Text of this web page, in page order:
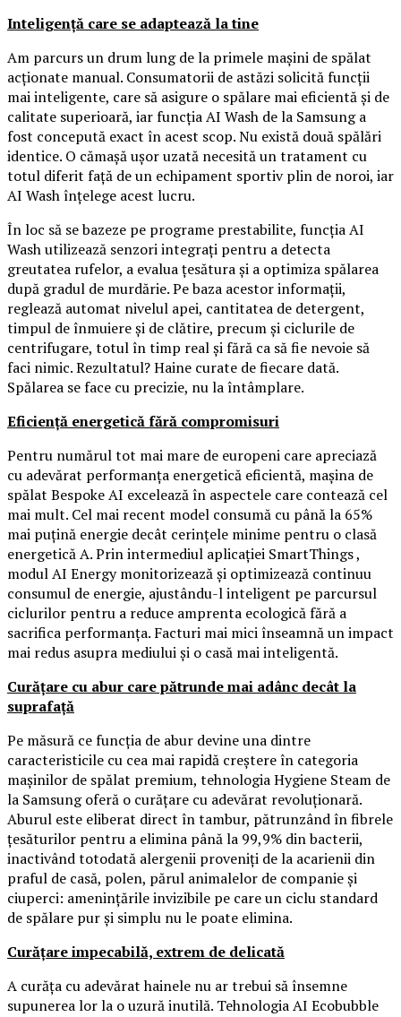
Inteligență care se adaptează la tine
Am parcurs un drum lung de la primele mașini de spălat
acționate manual. Consumatorii de astăzi solicită funcții
mai inteligente, care să asigure o spălare mai eficientă și de
calitate superioară, iar funcția AI Wash de la Samsung a
fost concepută exact în acest scop. Nu există două spălări
identice. O cămașă ușor uzată necesită un tratament cu
totul diferit față de un echipament sportiv plin de noroi, iar
AI Wash înțelege acest lucru.
În loc să se bazeze pe programe prestabilite, funcția AI
Wash utilizează senzori integrați pentru a detecta
greutatea rufelor, a evalua țesătura și a optimiza spălarea
după gradul de murdărie. Pe baza acestor informații,
reglează automat nivelul apei, cantitatea de detergent,
timpul de înmuiere și de clătire, precum și ciclurile de
centrifugare, totul în timp real și fără ca să fie nevoie să
faci nimic. Rezultatul? Haine curate de fiecare dată.
Spălarea se face cu precizie, nu la întâmplare.
Eficiență energetică fără compromisuri
Pentru numărul tot mai mare de europeni care apreciază
cu adevărat performanța energetică eficientă, mașina de
spălat Bespoke AI excelează în aspectele care contează cel
mai mult. Cel mai recent model consumă cu până la 65%
mai puțină energie decât cerințele minime pentru o clasă
energetică A. Prin intermediul aplicației SmartThings ,
modul AI Energy monitorizează și optimizează continuu
consumul de energie, ajustându-l inteligent pe parcursul
ciclurilor pentru a reduce amprenta ecologică fără a
sacrifica performanța. Facturi mai mici înseamnă un impact
mai redus asupra mediului și o casă mai inteligentă.
Curățare cu abur care pătrunde mai adânc decât la
suprafață
Pe măsură ce funcția de abur devine una dintre
caracteristicile cu cea mai rapidă creștere în categoria
mașinilor de spălat premium, tehnologia Hygiene Steam de
la Samsung oferă o curățare cu adevărat revoluționară.
Aburul este eliberat direct în tambur, pătrunzând în fibrele
țesăturilor pentru a elimina până la 99,9% din bacterii,
inactivând totodată alergenii proveniți de la acarienii din
praful de casă, polen, părul animalelor de companie și
ciuperci: amenințările invizibile pe care un ciclu standard
de spălare pur și simplu nu le poate elimina.
Curățare impecabilă, extrem de delicată
A curăța cu adevărat hainele nu ar trebui să însemne
supunerea lor la o uzură inutilă. Tehnologia AI Ecobubble